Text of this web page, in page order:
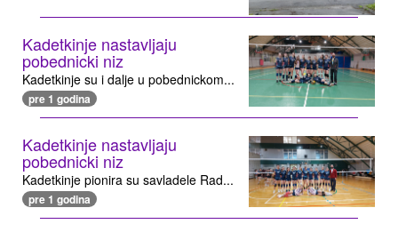
Kadetkinje nastavljaju
pobednicki niz
Kadetkinje su i dalje u pobednickom...
pre 1 godina
Kadetkinje nastavljaju
pobednicki niz
Kadetkinje pionira su savladele Rad...
pre 1 godina